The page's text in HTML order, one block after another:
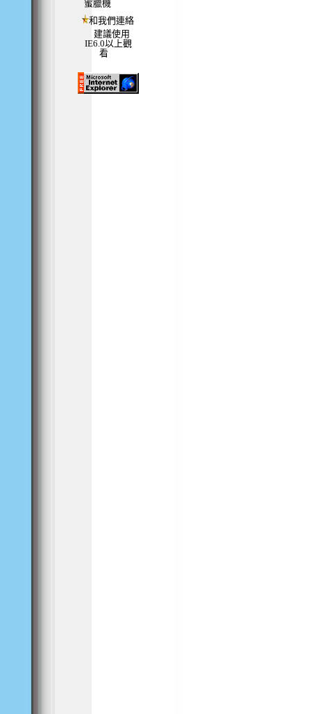
蜜臘機
和我們連絡
建議使用
IE6.0以上觀
看